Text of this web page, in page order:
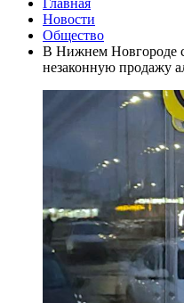
Новости
Общество
В Нижнем Новгороде
незаконную продажу